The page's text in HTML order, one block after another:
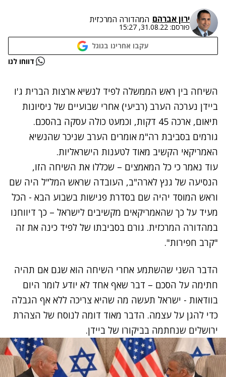
ירון אברהם המהדורה המרכזית
פורסם: 31.08.22, 15:27
עקבו אחרינו בגוגל
נתקלנו בבעיה דווחו לנו
השיחה בין ראש הממשלה לפיד לנשיא ארצות הברית ג'ו
ביידן נערכה הערב (רביעי) אחרי שבועיים של ניסיונות
תיאום, ארכה 45 דקות, וכמעט כולה עסקה בהסכם.
גורמים בסביבת רה"מ אומרים הערב שניכר שהנשיא
האמריקאי הקשיב מאוד לטענות הישראליות.
עוד נאמר כי כל המאמצים – שכללו את השיחה הזו,
הנסיעה של גנץ לארה"ב, העובדה שראש המל"ל היה שם
וראש המוסד יהיה שם בסדרת פגישות בשבוע הבא - הכל
מעיד על כך שהאמריקאים מקשיבים לישראל – כך דיווחנו
במהדורה המרכזית. גורם בסביבתו של לפיד כינה את זה
"קרב חפירות".
הדבר השני שהשתמע אחרי השיחה הוא שגם אם תהיה
חתימה על הסכם – דבר שאף אחד לא יודע לומר היום
בוודאות - ישראל תעשה מה שהיא צריכה ללא אף הגבלה
כדי להגן על עצמה. הדבר מאוד דומה לנוסח של הצהרת
ירושלים שנחתמה בביקורו של ביידן.